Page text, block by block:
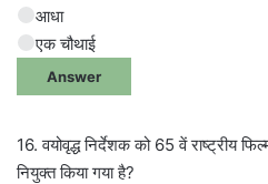
आधा
एक चौथाई
Answer
16. वयोवृद्ध निर्देशक को 65 वें राष्ट्रीय
नियुक्त किया गया है?